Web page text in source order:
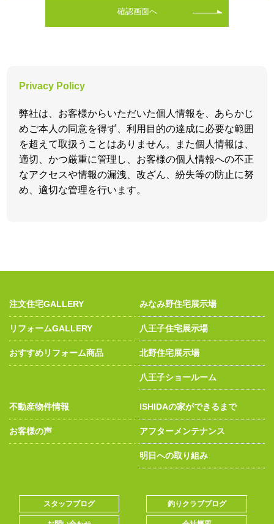
確認画面へ
Privacy Policy
弊社は、お客様からいただいた個人情報を、あらかじ
めご本人の同意を得ず、利用目的の達成に必要な範囲
を超えて取扱うことはありません。また個人情報は、
適切、かつ厳重に管理し、お客様の個人情報への不正
なアクセスや情報の漏洩、改ざん、紛失等の防止に努
め、適切な管理を行います。
注文住宅GALLERY
リフォームGALLERY
おすすめリフォーム商品
みなみ野住宅展示場
八王子住宅展示場
北野住宅展示場
八王子ショールーム
不動産物件情報
お客様の声
ISHIDAの家ができるまで
アフターメンテナンス
明日への取り組み
スタッフブログ 釣りクラブブログ